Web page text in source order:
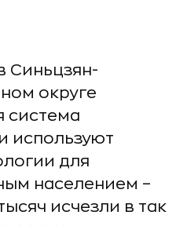
Синьцзян-
округе
система
используют
для
населением –
исчезли в так